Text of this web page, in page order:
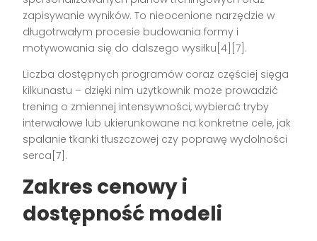
zapisywanie wyników. To nieocenione narzędzie w
długotrwałym procesie budowania formy i
motywowania się do dalszego wysiłku[4][7].
Liczba dostępnych programów coraz częściej sięga
kilkunastu – dzięki nim użytkownik może prowadzić
trening o zmiennej intensywności, wybierać tryby
interwałowe lub ukierunkowane na konkretne cele, jak
spalanie tkanki tłuszczowej czy poprawę wydolności
serca[7].
Zakres cenowy i
dostępność modeli